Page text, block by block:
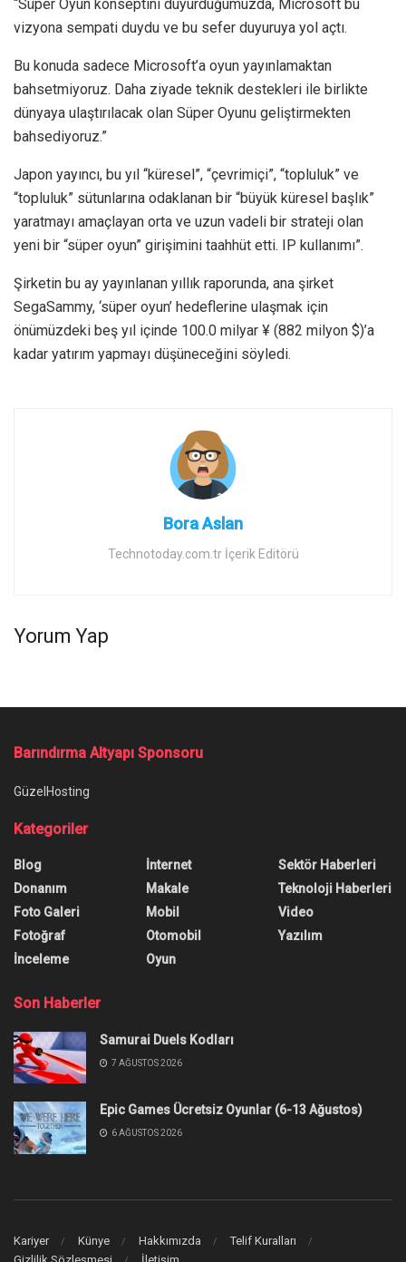
“Süper Oyun konseptini duyurduğumuzda, Microsoft bu
vizyona sempati duydu ve bu sefer duyuruya yol açtı.
Bu konuda sadece Microsoft’a oyun yayınlamaktan
bahsetmiyoruz. Daha ziyade teknik destekleri ile birlikte
dünyaya ulaştırılacak olan Süper Oyunu geliştirmekten
bahsediyoruz.”
Japon yayıncı, bu yıl “küresel”, “çevrimiçi”, “topluluk” ve
“topluluk” sütunlarına odaklanan bir “büyük küresel başlık”
yaratmayı amaçlayan orta ve uzun vadeli bir strateji olan
yeni bir “süper oyun” girişimini taahhüt etti. IP kullanımı”.
Şirketin bu ay yayınlanan yıllık raporunda, ana şirket
SegaSammy, ‘süper oyun’ hedeflerine ulaşmak için
önümüzdeki beş yıl içinde 100.0 milyar ¥ (882 milyon $)’a
kadar yatırım yapmayı düşüneceğini söyledi.
Bora Aslan
Technotoday.com.tr İçerik Editörü
Yorum Yap
Barındırma Altyapı Sponsoru
GüzelHosting
Kategoriler
Blog
Donanım
Foto Galeri
Fotoğraf
İnceleme
İnternet
Makale
Mobil
Otomobil
Oyun
Sektör Haberleri
Teknoloji Haberleri
Video
Yazılım
Son Haberler
Samurai Duels Kodları
7 AĞUSTOS 2026
Epic Games Ücretsiz Oyunlar (6-13 Ağustos)
6 AĞUSTOS 2026
Kariyer Künye Hakkımızda
Telif Kuralları